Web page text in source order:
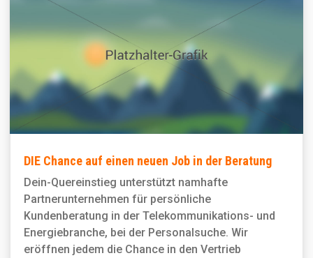
DIE Chance auf einen neuen Job in der Beratung
Dein-Quereinstieg unterstützt namhafte
Partnerunternehmen für persönliche
Kundenberatung in der Telekommunikations- und
Energiebranche, bei der Personal­suche. Wir
eröffnen jedem die Chance in den Vertrieb